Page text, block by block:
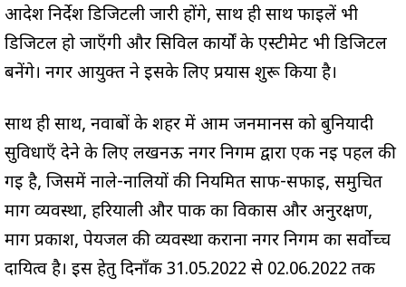
आदेश निर्देश डिजिटली जारी होंगे, साथ ही साथ फाइलें भी
डिजिटल हो जाएँगी और सिविल कार्यों के एस्टीमेट भी डिजिटल
बनेंगे। नगर आयुक्त ने इसके लिए प्रयास शुरू किया है।
साथ ही साथ, नवाबों के शहर में आम जनमानस को बुनियादी
सुविधाएँ देने के लिए लखनऊ नगर निगम द्वारा एक नई पहल की
गई है, जिसमें नाले-नालियों की नियमित साफ-सफाई, समुचित
मार्ग व्यवस्था, हरियाली और पार्क का विकास और अनुरक्षण,
मार्ग प्रकाश, पेयजल की व्यवस्था कराना नगर निगम का सर्वोच्च
दायित्व है। इस हेतु दिनाँक 31.05.2022 से 02.06.2022 तक